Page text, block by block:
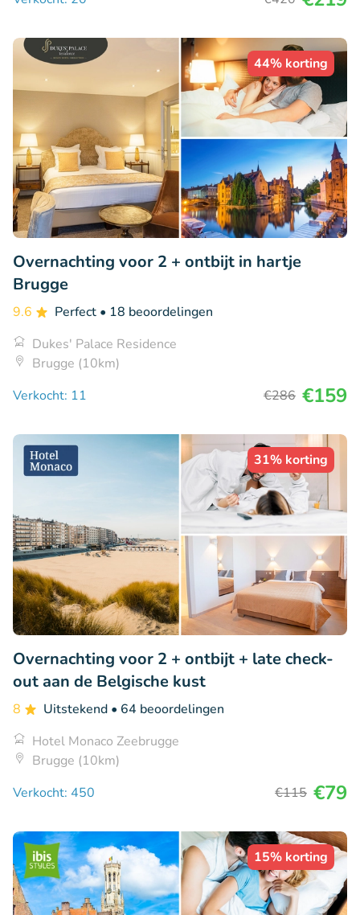
44% korting
Overnachting voor 2 + ontbijt in hartje
Brugge
9.6 Perfect • 18 beoordelingen
Dukes' Palace Residence
Brugge (10km)
Verkocht: 11
€286 €159
31% korting
Overnachting voor 2 + ontbijt + late check-
out aan de Belgische kust
8 Uitstekend • 64 beoordelingen
Hotel Monaco Zeebrugge
Brugge (10km)
Verkocht: 450
€115 €79
15% korting